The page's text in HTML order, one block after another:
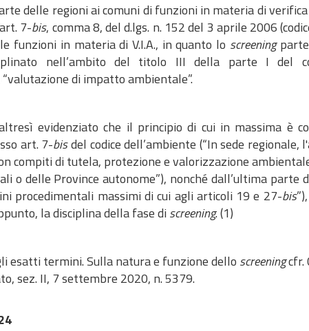
delle regioni ai comuni di funzioni in materia di
7-bis, comma 8, del d.lgs. n. 152 del 3 aprile 2006
funzioni in materia di V.I.A., in quanto lo screening
nell’ambito del titolo III della parte I del
di impatto ambientale”.
evidenziato che il principio di cui in massima è
art. 7-bisdel codice dell’ambiente (“In sede
compiti di tutela, protezione e valorizzazione
o delle Province autonome”), nonché dall’ultima parte
procedimentali massimi di cui agli articoli 19 e 27-bis
la disciplina della fase di screening. (1)
esatti termini. Sulla natura e funzione dello screeningcfr.
sez. II, 7 settembre 2020, n. 5379.